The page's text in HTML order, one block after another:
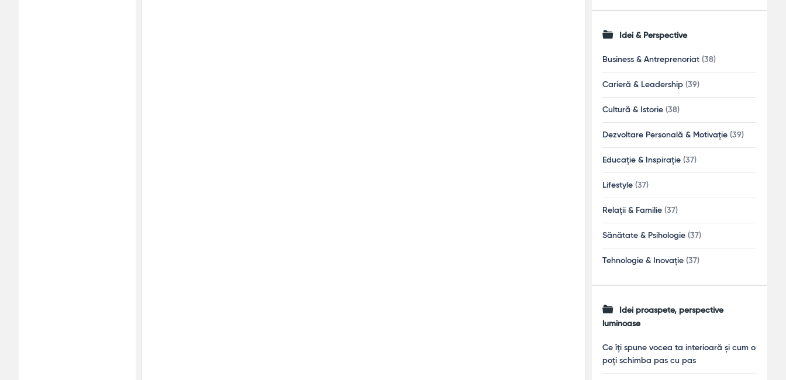
Idei & Perspective
Business & Antreprenoriat (38)
Carieră & Leadership (39)
Cultură & Istorie (38)
Dezvoltare Personală & Motivație (39)
Educație & Inspirație (37)
Lifestyle (37)
Relații & Familie (37)
Sănătate & Psihologie (37)
Tehnologie & Inovație (37)
Idei proaspete, perspective
luminoase
Ce îți spune vocea ta interioară și cum o
poți schimba pas cu pas